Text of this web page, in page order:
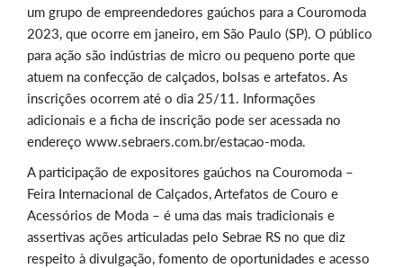
um grupo de empreendedores gaúchos para a Couromoda
2023, que ocorre em janeiro, em São Paulo (SP). O público
para ação são indústrias de micro ou pequeno porte que
atuem na confecção de calçados, bolsas e artefatos. As
inscrições ocorrem até o dia 25/11. Informações
adicionais e a ficha de inscrição pode ser acessada no
endereço www.sebraers.com.br/estacao-moda.
A participação de expositores gaúchos na Couromoda –
Feira Internacional de Calçados, Artefatos de Couro e
Acessórios de Moda – é uma das mais tradicionais e
assertivas ações articuladas pelo Sebrae RS no que diz
respeito à divulgação, fomento de oportunidades e acesso